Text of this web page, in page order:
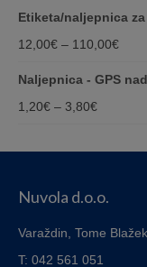
Etiketa/naljepnica
12,00€ – 110,00€Price
Naljepnica - GPS
1,20€ – 3,80€Price
Nuvola d.o.o.
Varaždin, Tome
T: 042 561 051